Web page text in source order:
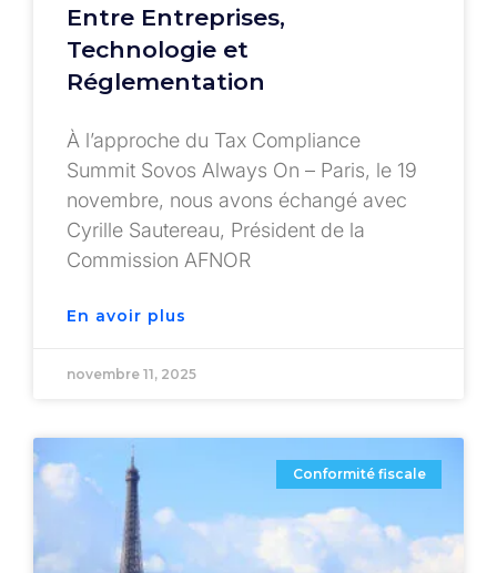
Entre Entreprises,
Technologie et
Réglementation
À l’approche du Tax Compliance
Summit Sovos Always On – Paris, le 19
novembre, nous avons échangé avec
Cyrille Sautereau, Président de la
Commission AFNOR
En avoir plus
novembre 11, 2025
Conformité fiscale